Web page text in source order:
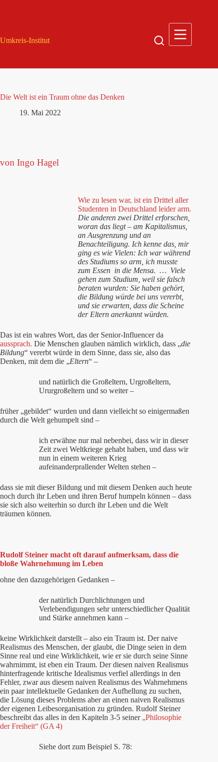
Umkreis-Institut
Die Welt ist ein Traum ohne das Denken
19. Mai 2022
von Ingo Hagel
Wie zu lesen war, ist ein Drittel aller
Studenten in Deutschland leider arm.
Die anderen zwei Drittel erforschen,
woran das liegt – am Kapitalismus,
an Ausgrenzung und an
Benachteiligung. Ich kenne das, mir
ging es wie Vielen: Ich war während
des Studiums so arm, ich musste
zum Essen in die Mensa. … Viele
gehen zum Studium, weil sie falsch
beraten wurden: Sie haben gehört,
die Bildung würde bei uns vererbt,
und sie erwarten, dass die Scheine
der Eltern anerkannt würden.
Das ist ein wahres Wort, das der Senior-Influencer da
aussprach. Die Menschen glauben nämlich wirklich, dass „die
Bildung“ vererbt würde in dem Sinne, dass sie, also das
Denken, mit dem die „Eltern“ –
und natürlich die Großeltern, Urgroßeltern,
Ururgroßeltern und so weiter –
früher „gebildet“ wurden und dann vielleicht so einigermaßen
durch die Welt gehumpelt sind –
ich erwähne nur mal nebenbei, dass wir in dieser
Zeit zwei Weltkriege gehabt haben, und dass wir
nun in einem weiteren Krieg
aufeinanderprallender Welten stehen –
dass sie mit dieser Bildung und mit diesem Denken auch heute
noch durch ihr Leben und ihren Beruf humpeln können – dass
sie sich also weiterhin so durch ihr Leben und die Welt
träumen können.
Rudolf Steiner macht oft darauf aufmerksam, dass die
bloße Wahrnehmung im Leben
ohne den dazugehörigen Gedanken –
der natürlich Durchlichtungen und
Verlebendigungen sehr unterschiedlicher Qualität
und Stärke annehmen kann –
keine Wirklichkeit darstellt – also ein Traum ist. Der naive
Realismus des Menschen, der glaubt, die Dinge seien in dem
Sinne real und eine Wirklichkeit, wie er sie durch seine Sinne
wahrnimmt, ist eben ein Traum. Der diesen naiven Realismus
hinterfragende kritische Idealismus verfiel allerdings in den
Fehler, zwar aus diesem naiven Realismus des Wahrnehmens
ein paar intellektuelle Gedanken der Aufhellung zu suchen,
die Lösung dieses Problems aber an einen naiven Realismus
der eigenen Leibesorganisation zu gründen. Rudolf Steiner
beschreibt das alles in den Kapiteln 3-5 seiner „Philosophie
der Freiheit“ (GA 4)
Siehe dort zum Beispiel S. 78: